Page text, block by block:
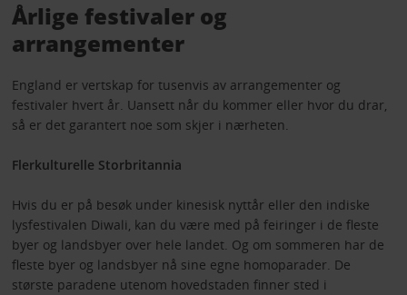
Årlige festivaler og
arrangementer
England er vertskap for tusenvis av arrangementer og
festivaler hvert år. Uansett når du kommer eller hvor du drar,
så er det garantert noe som skjer i nærheten.
Flerkulturelle Storbritannia
Hvis du er på besøk under kinesisk nyttår eller den indiske
lysfestivalen Diwali, kan du være med på feiringer i de fleste
byer og landsbyer over hele landet. Og om sommeren har de
fleste byer og landsbyer nå sine egne homoparader. De
største paradene utenom hovedstaden finner sted i